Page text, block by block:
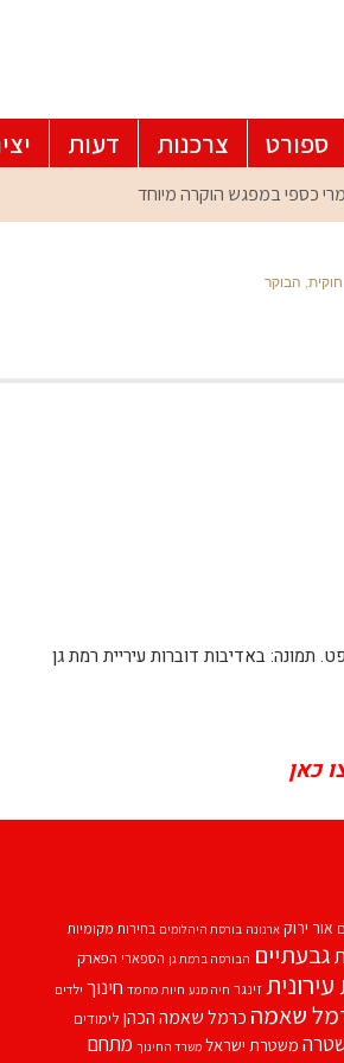
ספורט צרכנות דעות
הבוקר
תמונה: באדיבות דוברות עיריית רמת גן
כאן
אור ירוק ארנונה בורסת היהלומים בחירות מקומיות
גבעתיים הבורסה ברמת גן הספארי הפארק
זינגר חיה מנע חיות מחמד חינוך ילדים
שאמה כרמל שאמה הכהן לימודים
משטרת ישראל משרד החינוך מתחם